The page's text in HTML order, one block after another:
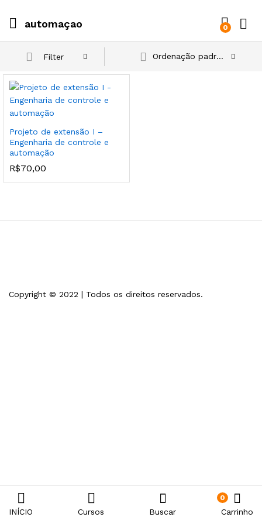
automaçao 0
Filter Ordenação padrão
Projeto de extensão I –
Engenharia de controle e
automação
R$70,00
Copyright © 2022 | Todos os direitos reservados.
INÍCIO Cursos Buscar
0
Carrinho